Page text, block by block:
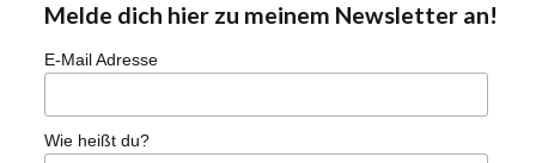
Melde dich hier zu meinem Newsletter an!
E-Mail Adresse
Wie heißt du?